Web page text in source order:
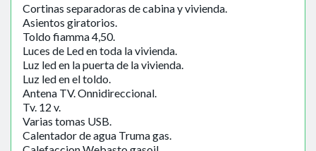
Cortinas separadoras de cabina y vivienda.
Asientos giratorios.
Toldo fiamma 4,50.
Luces de Led en toda la vivienda.
Luz led en la puerta de la vivienda.
Luz led en el toldo.
Antena TV. Onnidireccional.
Tv. 12 v.
Varias tomas USB.
Calentador de agua Truma gas.